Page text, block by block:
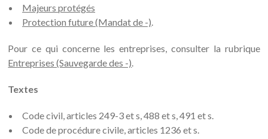
Majeurs protégés
Protection future (Mandat de -).
Pour ce qui concerne les entreprises, consulter la rubrique
Entreprises (Sauvegarde des -).
Textes
Code civil, articles 249-3 et s, 488 et s, 491 et s.
Code de procédure civile, articles 1236 et s.